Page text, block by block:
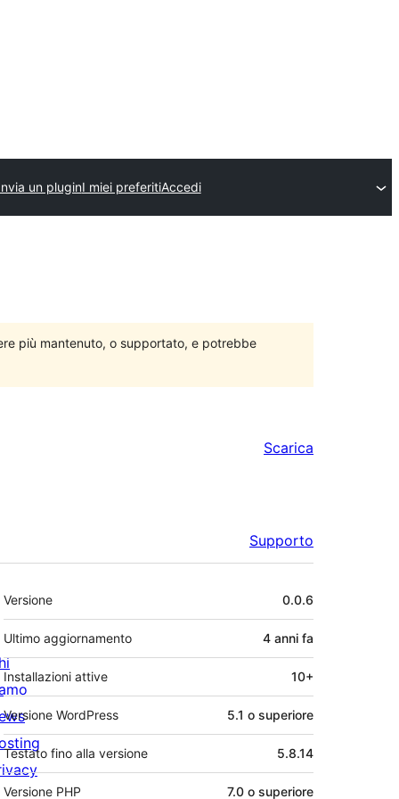
un pluginI miei preferitiAccedi
più mantenuto, o supportato, e potrebbe
Scarica
Supporto
Meta
Versione 0.0.6
Ultimo aggiornamento 4 anni fa
Installazioni attive 10+
Versione WordPress 5.1 o superiore
Testato fino alla versione 5.8.14
Versione PHP 7.0 o superiore